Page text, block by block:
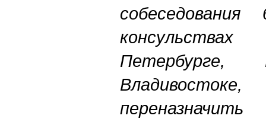
Петербурге,
переназначить